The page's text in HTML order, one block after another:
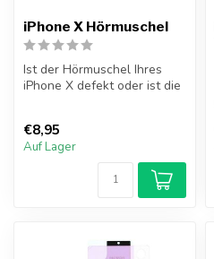
iPhone X Hörmuschel
Ist der Hörmuschel Ihres
iPhone X defekt oder ist die
€8,95
Auf Lager